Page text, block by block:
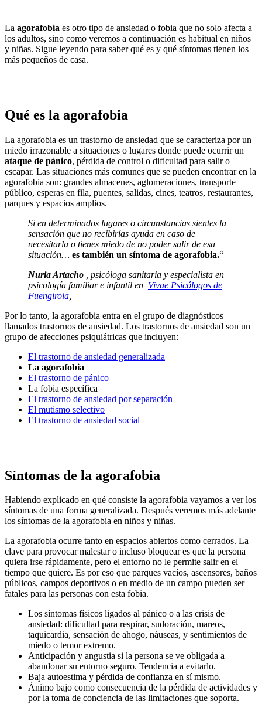
La agorafobia es otro tipo de ansiedad o fobia que no solo afecta a
los adultos, sino como veremos a continuación es habitual en niños
y niñas. Sigue leyendo para saber qué es y qué síntomas tienen los
más pequeños de casa.
Qué es la agorafobia
La agorafobia es un trastorno de ansiedad que se caracteriza por un
miedo irrazonable a situaciones o lugares donde puede ocurrir un
ataque de pánico, pérdida de control o dificultad para salir o
escapar. Las situaciones más comunes que se pueden encontrar en la
agorafobia son: grandes almacenes, aglomeraciones, transporte
público, esperas en fila, puentes, salidas, cines, teatros, restaurantes,
parques y espacios amplios.
Si en determinados lugares o circunstancias sientes la
sensación que no recibirías ayuda en caso de
necesitarla o tienes miedo de no poder salir de esa
situación… es también un síntoma de agorafobia.“
Nuria Artacho
, psicóloga sanitaria y especialista en
psicología familiar e infantil en Vivae Psicólogos de
Fuengirola
Por lo tanto, la agorafobia entra en el grupo de diagnósticos
llamados trastornos de ansiedad. Los trastornos de ansiedad son un
grupo de afecciones psiquiátricas que incluyen:
El trastorno de ansiedad generalizada
La agorafobia
El trastorno de pánico
La fobia específica
El trastorno de ansiedad por separación
El mutismo selectivo
El trastorno de ansiedad social
Síntomas de la agorafobia
Habiendo explicado en qué consiste la agorafobia vayamos a ver los
síntomas de una forma generalizada. Después veremos más adelante
los síntomas de la agorafobia en niños y niñas.
La agorafobia ocurre tanto en espacios abiertos como cerrados. La
clave para provocar malestar o incluso bloquear es que la persona
quiera irse rápidamente, pero el entorno no le permite salir en el
tiempo que quiere. Es por eso que parques vacíos, ascensores, baños
públicos, campos deportivos o en medio de un campo pueden ser
fatales para las personas con esta fobia.
Los síntomas físicos ligados al pánico o a las crisis de
ansiedad: dificultad para respirar, sudoración, mareos,
taquicardia, sensación de ahogo, náuseas, y sentimientos de
miedo o temor extremo.
Anticipación y angustia si la persona se ve obligada a
abandonar su entorno seguro. Tendencia a evitarlo.
Baja autoestima y pérdida de confianza en sí mismo.
Ánimo bajo como consecuencia de la pérdida de actividades y
por la toma de conciencia de las limitaciones que soporta.